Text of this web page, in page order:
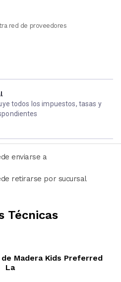
red de proveedores
todos los impuestos, tasas y
enviarse a
números)
retirarse por sucursal
Técnicas
Madera Kids Preferred
La